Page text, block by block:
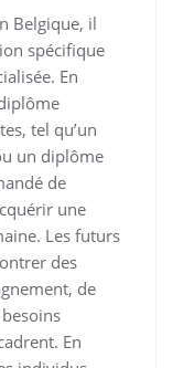
Belgique, il
spécifique
En
tel qu’un
un diplôme
de
une
Les futurs
des
de
En